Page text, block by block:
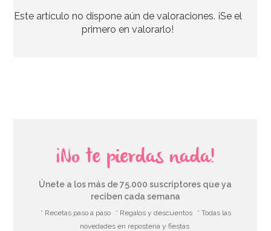
37,95€ 33,39€
Este artículo no dispone aún de valoraciones. ¡Se el
primero en valorarlo!
¡No te pierdas nada!
Únete a los más de 75.000 suscriptores que ya
reciben cada semana
* Recetas paso a paso * Regalos y descuentos
* Todas las
novedades en repostería y fiestas